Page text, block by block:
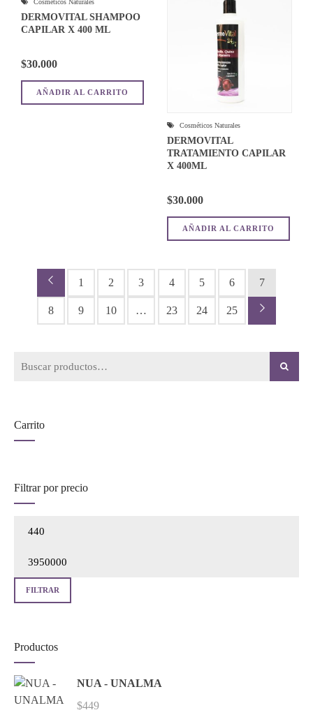
Cosméticos Naturales
DERMOVITAL SHAMPOO
CAPILAR X 400 ML
$30.000
AÑADIR AL CARRITO
Cosméticos Naturales
DERMOVITAL
TRATAMIENTO CAPILAR
X 400ML
$30.000
AÑADIR AL CARRITO
← 1 2 3 4 5 6 7
8 9 10 … 23 24 25 →
Carrito
Filtrar por precio
FILTRAR
Productos
NUA - UNALMA
$449